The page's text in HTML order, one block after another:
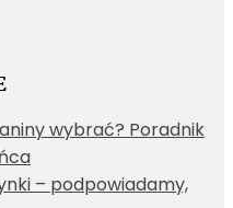
wybrać? Poradnik
– podpowiadamy,